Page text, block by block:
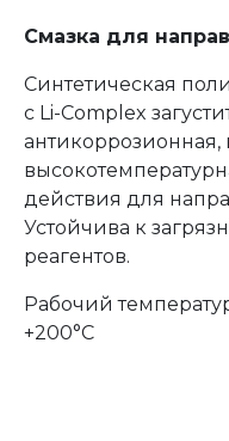
Смазка для
Синтетическая
с Li-Complex
антикоррозионная,
действия для
Устойчива к
реагентов.
Рабочий
+200°С